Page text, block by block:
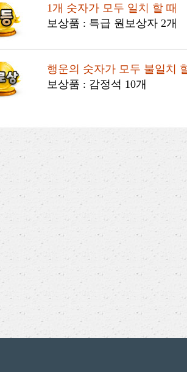
1개 숫자가 모두 일치 할 때
보상품 : 특급 원보상자 2개
행운의 숫자가 모두 불일치
보상품 : 감정석 10개